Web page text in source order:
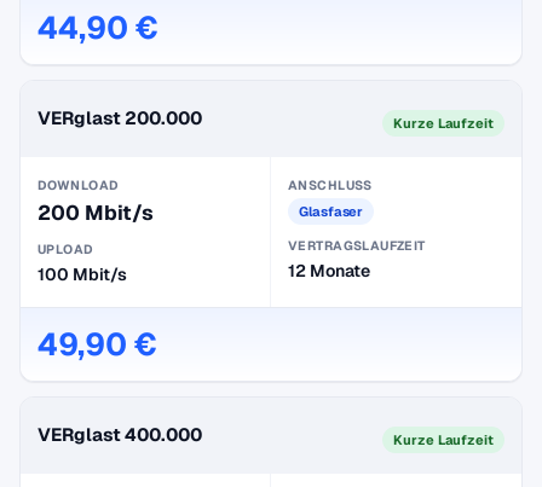
44,90 €
VERglast 200.000 Kurze Laufzeit
DOWNLOAD
200 Mbit/s
UPLOAD
100 Mbit/s
ANSCHLUSS
Glasfaser
VERTRAGSLAUFZEIT
12 Monate
49,90 €
VERglast 400.000 Kurze Laufzeit